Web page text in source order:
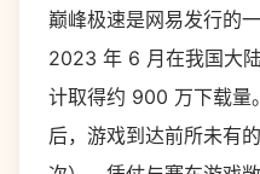
巅峰极速是网易发行的
2023 年 6 月在我国大
计取得约 900 万下载量
后，游戏到达前所未有